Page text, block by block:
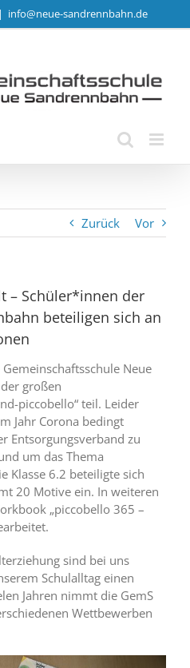
| info@neue-sandrennbahn.de
Zurück Vor
– Schüler*innen der
beteiligen sich an
Neue
großen
piccobello“ teil. Leider
Jahr Corona bedingt
Entsorgungsverband zu
um das Thema
Klasse 6.2 beteiligte sich
20 Motive ein. In weiteren
„piccobello 365 –
sind bei uns
Schulalltag einen
Jahren nimmt die GemS
Wettbewerben